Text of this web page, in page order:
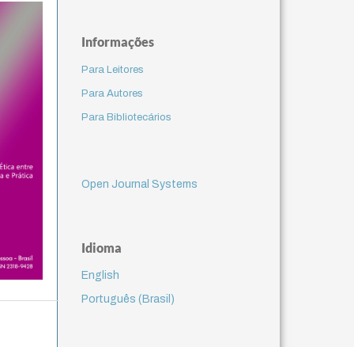
Informações
Para Leitores
Para Autores
Para Bibliotecários
Open Journal Systems
Idioma
English
Português (Brasil)